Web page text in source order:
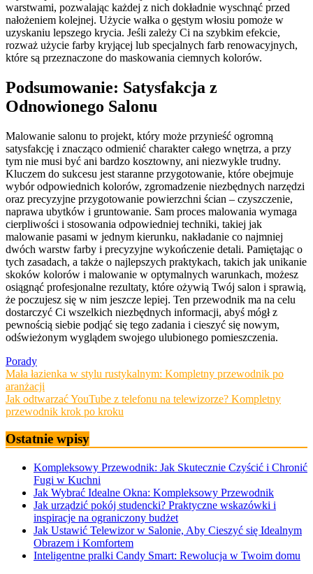
warstwami, pozwalając każdej z nich dokładnie wyschnąć przed
nałożeniem kolejnej. Użycie wałka o gęstym włosiu pomoże w
uzyskaniu lepszego krycia. Jeśli zależy Ci na szybkim efekcie,
rozważ użycie farby kryjącej lub specjalnych farb renowacyjnych,
które są przeznaczone do maskowania ciemnych kolorów.
Podsumowanie: Satysfakcja z
Odnowionego Salonu
Malowanie salonu to projekt, który może przynieść ogromną
satysfakcję i znacząco odmienić charakter całego wnętrza, a przy
tym nie musi być ani bardzo kosztowny, ani niezwykle trudny.
Kluczem do sukcesu jest staranne przygotowanie, które obejmuje
wybór odpowiednich kolorów, zgromadzenie niezbędnych narzędzi
oraz precyzyjne przygotowanie powierzchni ścian – czyszczenie,
naprawa ubytków i gruntowanie. Sam proces malowania wymaga
cierpliwości i stosowania odpowiedniej techniki, takiej jak
malowanie pasami w jednym kierunku, nakładanie co najmniej
dwóch warstw farby i precyzyjne wykończenie detali. Pamiętając o
tych zasadach, a także o najlepszych praktykach, takich jak unikanie
skoków kolorów i malowanie w optymalnych warunkach, możesz
osiągnąć profesjonalne rezultaty, które ożywią Twój salon i sprawią,
że poczujesz się w nim jeszcze lepiej. Ten przewodnik ma na celu
dostarczyć Ci wszelkich niezbędnych informacji, abyś mógł z
pewnością siebie podjąć się tego zadania i cieszyć się nowym,
odświeżonym wyglądem swojego ulubionego pomieszczenia.
Porady
Nawigacja
wpisu
Mała łazienka w stylu rustykalnym: Kompletny przewodnik po
aranżacji
Jak odtwarzać YouTube z telefonu na telewizorze? Kompletny
przewodnik krok po kroku
Ostatnie wpisy
Kompleksowy Przewodnik: Jak Skutecznie Czyścić i Chronić
Fugi w Kuchni
Jak Wybrać Idealne Okna: Kompleksowy Przewodnik
Jak urządzić pokój studencki? Praktyczne wskazówki i
inspiracje na ograniczony budżet
Jak Ustawić Telewizor w Salonie, Aby Cieszyć się Idealnym
Obrazem i Komfortem
Inteligentne pralki Candy Smart: Rewolucja w Twoim domu